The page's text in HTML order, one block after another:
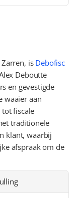
is Debofisc
Deboutte
en gevestigde
waaier aan
tot fiscale
traditionele
klant, waarbij
afspraak om de